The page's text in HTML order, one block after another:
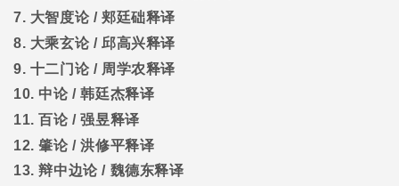
7. 大智度论/郏廷础释译
8. 大乘玄论/邱高兴释译
9. 十二门论/ 周学农释译
10. 中论/韩廷杰释译
11.百论/强昱释译
12.肇论/洪修平释译
13.辩中边论/ 魏德东释译